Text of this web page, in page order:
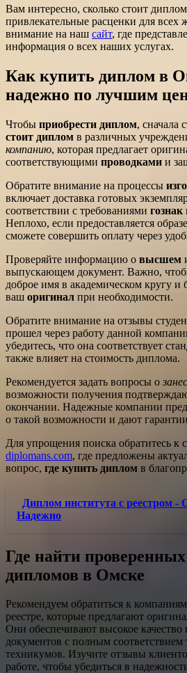
Вам интересно, сколько стоит
привлекательные расценки для
внимание на наш сайт, где
информация о всех наших услугах.
Как купить диплом в
надежно по лучшим
Чтобы приобрести диплом, сначала
стоит диплом в различных
компанию, которая предлагает
соответствующими проводками и
Обратите внимание на процессы
включает доставка готовых
соответствии с требованиями гознак
Неплохо, если предоставляется
сможете совершить оплату через
Проверяйте информацию о высшем
выпускающем документ. Важно,
доброе имя в академическом кругу и
ваш оригинал при необходимости.
Обратите внимание на отзывы
прошел через работу данной
убедитесь, что она соответствует
также влияет на стоимость диплома.
Рекомендуется задать вопросы о
возможности получения
окончании. Надежные компании
о такой возможности и дают
Для упрощения поиска обратитесь к
diplomans.com, где предложены
вопрос, где купить диплом в
Диплом института с реестром -
Надежно
Где найти
дипломов в Омске
Рекомендуем обратиться к
реестре, которые предлагают
Они обеспечивают высокое качество
документов с полным соответствием
техникумов. Изучите отзывы
работе, чтобы убедиться в